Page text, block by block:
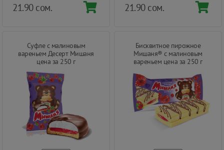
21.90 сом. 21.90 сом.
Суфле c малиновым
вареньем Десерт Мишаня
цена за 250 г
Бисквитное пирожное
Мишаня® с малиновым
вареньем цена за 250 г